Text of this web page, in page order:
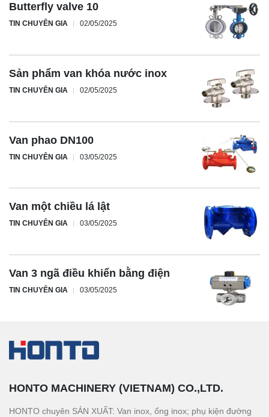
Butterfly valve 10
TIN CHUYÊN GIA 02/05/2025
Sản phẩm van khóa nước inox
TIN CHUYÊN GIA 02/05/2025
Van phao DN100
TIN CHUYÊN GIA 03/05/2025
Van một chiều lá lật
TIN CHUYÊN GIA 03/05/2025
Van 3 ngã điều khiển bằng điện
TIN CHUYÊN GIA 03/05/2025
HONTO MACHINERY (VIETNAM) CO.,LTD.
HONTO chuyên SẢN XUẤT: Van inox, ống inox; phụ kiện đường